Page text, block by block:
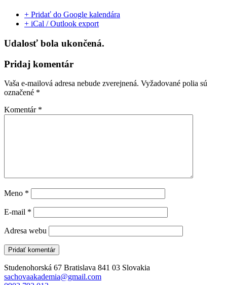
+ Pridať do Google kalendára
+ iCal / Outlook export
Udalosť bola ukončená.
Pridaj komentár
Vaša e-mailová adresa nebude zverejnená. Vyžadované polia sú
označené *
Komentár *
Meno *
E-mail *
Adresa webu
Studenohorská 67 Bratislava 841 03 Slovakia
sachovaakademia@gmail.com